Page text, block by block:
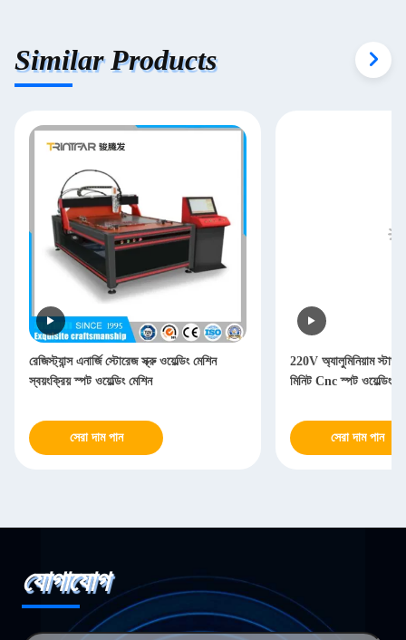
Similar Products
রেজিস্ট্যান্স এনার্জি স্টোরেজ স্ক্রু ওয়েল্ডিং মেশিন
স্বয়ংক্রিয় স্পট ওয়েল্ডিং মেশিন
সেরা দাম পান
220V অ্যালুমিনিয়াম স্টাড
মিনিট Cnc স্পট ওয়েল্ডিং
সেরা দাম পান
যোগাযোগ